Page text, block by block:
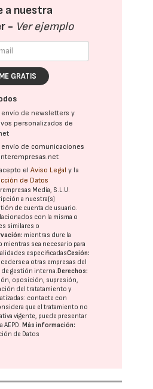
a nuestra
- Ver ejemplo
GRATIS
de newsletters y
personalizados de
de comunicaciones
elAviso Legal y la
de Datos
Media, S.L.U.
a nuestra(s)
de cuenta de usuario.
con la misma o
similares o
mientras dure la
mientras sea necesario para
especificadasCesión:
a otras empresas del
gestión interna.Derechos:
oposición, supresión,
del tratatamiento y
contacte con
que el tratamiento no
vigente, puede presentar
AEPD.Más información:
de Datos